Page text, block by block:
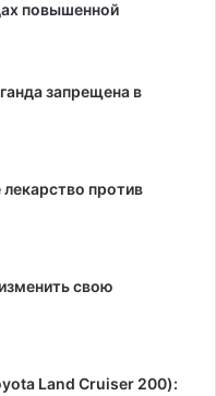
повышенной
запрещена в
против
свою
Land Cruiser 200):